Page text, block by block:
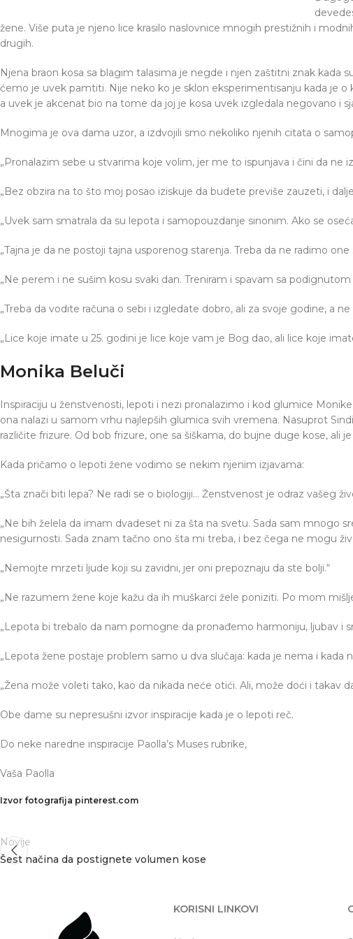
žene. Više puta je njeno lice krasilo naslovnice mnogih prestižnih i
drugih.
Njena braon kosa sa blagim talasima je negde i njen zaštitni znak kada
ćemo je uvek pamtiti. Nije neko ko je sklon eksperimentisanju kada je o
a uvek je akcenat bio na tome da joj je kosa uvek izgledala negovano i
Mnogima je ova dama uzor, a izdvojili smo nekoliko njenih citata o
„Pronalazim sebe u stvarima koje volim, jer me to ispunjava i čini da ne
„Bez obzira na to što moj posao iziskuje da budete previše zauzeti, i
„Uvek sam smatrala da su lepota i samopouzdanje sinonim. Ako se
„Tajna je da ne postoji tajna usporenog starenja. Treba da ne radimo
„Ne perem i ne sušim kosu svaki dan. Treniram i spavam sa
„Treba da vodite računa o sebi i izgledate dobro, ali za svoje godine, a
„Lice koje imate u 25. godini je lice koje vam je Bog dao, ali lice koje
Monika Beluči
Inspiraciju u ženstvenosti, lepoti i nezi pronalazimo i kod glumice
ona nalazi u samom vrhu najlepših glumica svih vremena. Nasuprot
različite frizure. Od bob frizure, one sa šiškama, do bujne duge kose, ali
Kada pričamo o lepoti žene vodimo se nekim njenim izjavama:
„Šta znači biti lepa? Ne radi se o biologiji… Ženstvenost je odraz vašeg
„Ne bih želela da imam dvadeset ni za šta na svetu. Sada sam mnogo
nesigurnosti. Sada znam tačno ono šta mi treba, i bez čega ne mogu
„Nemojte mrzeti ljude koji su zavidni, jer oni prepoznaju da ste bolji.“
„Ne razumem žene koje kažu da ih muškarci žele poniziti. Po mom
„Lepota bi trebalo da nam pomogne da pronađemo harmoniju, ljubav i
„Lepota žene postaje problem samo u dva slučaja: kada je nema i kada
„Žena može voleti tako, kao da nikada neće otići. Ali, može doći i takav
Obe dame su nepresušni izvor inspiracije kada je o lepoti reč.
Do neke naredne inspiracije Paolla’s Muses rubrike,
Vaša Paolla
Izvor fotografija pinterest.com
Novije
Šest načina da postignete volumen kose
KORISNI LINKOVI